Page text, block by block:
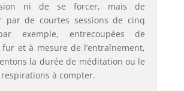
ni de se forcer, mais de
par de courtes sessions de cinq
exemple, entrecoupées de
fur et à mesure de l’entraînement,
la durée de méditation ou le
à compter.